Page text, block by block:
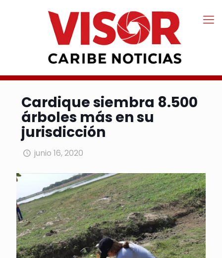
Cardique siembra 8.500
árboles más en su
jurisdicción
junio 16, 2020